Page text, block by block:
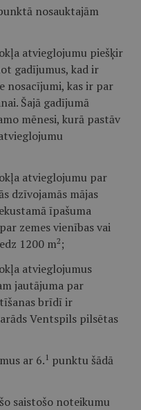
nosauktajām
atvieglojumu piešķir
gadījumus, kad ir
nosacījumi, kas ir par
Šajā gadījumā
mēnesi, kurā pastāv
atvieglojumu par
dzīvojamās mājas
īpašuma
zemes vienības vai
1200 m2 ;
atvieglojumus
jautājuma par
brīdī ir
Ventspils pilsētas
ar 6. 1 punktu šādā
saistošo noteikumu